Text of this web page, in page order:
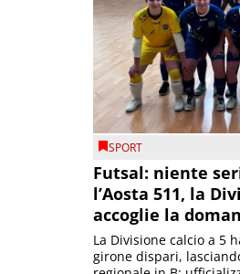
SPORT
Futsal: niente
l’Aosta 511, la
accoglie la
La Divisione calcio a 5
girone dispari,